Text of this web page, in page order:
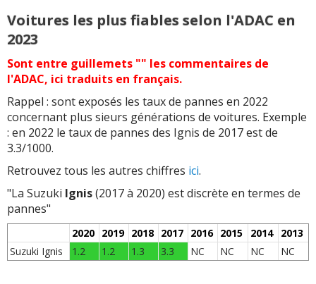
Voitures les plus fiables selon l'ADAC en
2023
Sont entre guillemets "" les commentaires de
l'ADAC, ici traduits en français.
Rappel : sont exposés les taux de pannes en 2022
concernant plus sieurs générations de voitures. Exemple
: en 2022 le taux de pannes des Ignis de 2017 est de
3.3/1000.
Retrouvez tous les autres chiffres ici.
"La Suzuki Ignis(2017 à 2020) est discrète en termes de
pannes"
2020 2019 2018 2017 2016 2015 2014
2013
Suzuki Ignis
1.2 1.2 1.3 3.3 NC NC NC NC